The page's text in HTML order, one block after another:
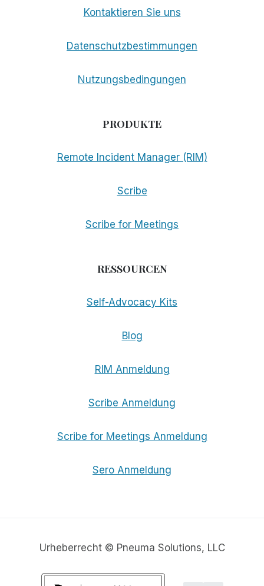
Kontaktieren Sie uns
Datenschutzbestimmungen
Nutzungsbedingungen
PRODUKTE
Remote Incident Manager (RIM)
Scribe
Scribe for Meetings
RESSOURCEN
Self-Advocacy Kits
Blog
RIM Anmeldung
Scribe Anmeldung
Scribe for Meetings Anmeldung
Sero Anmeldung
Urheberrecht © Pneuma Solutions, LLC